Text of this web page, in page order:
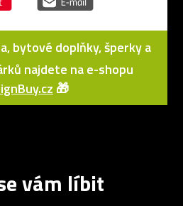
bytové doplňky, šperky a
najdete na e-shopu
🎁
vám líbit